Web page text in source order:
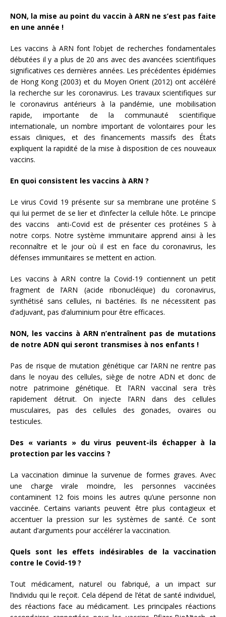
NON, la mise au point du vaccin à ARN ne s’est pas faite
en une année !
Les vaccins à ARN font l’objet de recherches fondamentales
débutées il y a plus de 20 ans avec des avancées scientifiques
significatives ces dernières années. Les précédentes épidémies
de Hong Kong (2003) et du Moyen Orient (2012) ont accéléré
la recherche sur les coronavirus. Les travaux scientifiques sur
le coronavirus antérieurs à la pandémie, une mobilisation
rapide, importante de la communauté scientifique
internationale, un nombre important de volontaires pour les
essais cliniques, et des financements massifs des États
expliquent la rapidité de la mise à disposition de ces nouveaux
vaccins.
En quoi consistent les vaccins à ARN ?
Le virus Covid 19 présente sur sa membrane une protéine S
qui lui permet de se lier et d’infecter la cellule hôte. Le principe
des vaccins anti-Covid est de présenter ces protéines S à
notre corps. Notre système immunitaire apprend ainsi à les
reconnaître et le jour où il est en face du coronavirus, les
défenses immunitaires se mettent en action.
Les vaccins à ARN contre la Covid-19 contiennent un petit
fragment de l’ARN (acide ribonucléique) du coronavirus,
synthétisé sans cellules, ni bactéries. Ils ne nécessitent pas
d’adjuvant, pas d’aluminium pour être efficaces.
NON, les vaccins à ARN n’entraînent pas de mutations
de notre ADN qui seront transmises à nos enfants !
Pas de risque de mutation génétique car l’ARN ne rentre pas
dans le noyau des cellules, siège de notre ADN et donc de
notre patrimoine génétique. Et l’ARN vaccinal sera très
rapidement détruit. On injecte l’ARN dans des cellules
musculaires, pas des cellules des gonades, ovaires ou
testicules.
Des « variants » du virus peuvent-ils échapper à la
protection par les vaccins ?
La vaccination diminue la survenue de formes graves. Avec
une charge virale moindre, les personnes vaccinées
contaminent 12 fois moins les autres qu’une personne non
vaccinée. Certains variants peuvent être plus contagieux et
accentuer la pression sur les systèmes de santé. Ce sont
autant d’arguments pour accélérer la vaccination.
Quels sont les effets indésirables de la vaccination
contre le Covid-19 ?
Tout médicament, naturel ou fabriqué, a un impact sur
l’individu qui le reçoit. Cela dépend de l’état de santé individuel,
des réactions face au médicament. Les principales réactions